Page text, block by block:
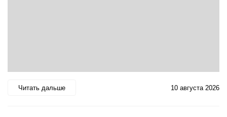
Читать дальше 10 августа 2026